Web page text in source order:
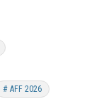
# AFF 2026